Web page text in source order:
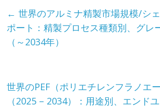
← 世界のアルミナ精製市場規模/シ
ポート：精製プロセス種類別、グレ
（～2034年）
世界のPEF（ポリエチレンフラノエ
（2025 – 2034）：用途別、エンド